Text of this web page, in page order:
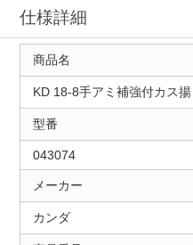
仕様詳細
商品名
KD 18-8手アミ補強付カス
型番
043074
メーカー
カンダ